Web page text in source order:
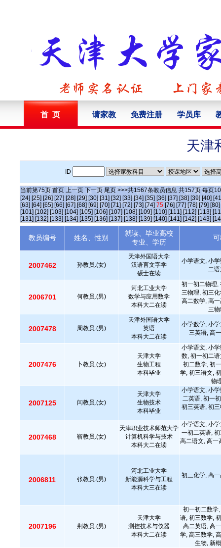
首 页 请家教 免费注册 学员库
天津
ID
当前第75页 首页 上一页 下一页 尾页 >>>共1567条教员信息 共157页 每页10
[24] [25] [26] [27] [28] [29] [30] [31] [32] [33] [34] [35] [36] [37] [38] [39] [40]
[63] [64] [65] [66] [67] [68] [69] [70] [71] [72] [73] [74] 75 [76] [77] [78] [79] [80]
[101] [102] [103] [104] [105] [106] [107] [108] [109] [110] [111] [112] [113]
[131] [132] [133] [134] [135] [136] [137] [138] [139] [140] [141] [142] [143]
教员编号 姓名、性别
就读、毕业高校
专业、学历
2007462 孙教员.(女)
天津外国语大学
汉语言文字学
硕士在读
小学语文, 小
二
2006701 何教员.(男)
河北工业大学
数学与应用数学
本科大二在读
初一初二物理,
三物理, 初三
高二数学, 高
三
2007478 周教员.(男)
天津外国语大学
英语
本科大二在读
小学数学, 小
三英语, 高
2007476 卜教员.(女)
天津大学
生物工程
本科毕业
小学语文, 小
数, 初一初二
初二数学, 初
学, 初三语文,
物
2007125 闫教员.(女)
天津大学
生物技术
本科毕业
小学语文, 小
二英语, 初一
初三英语, 初
2007468 靳教员.(女)
天津职业技术师范大学
计算机科学与技术
本科大二在读
小学语文, 小
一初二英语,
高二语文, 高一
2006811 张教员.(男)
河北工业大学
新能源科学与工程
本科大三在读
初三化学, 高
2007196 荆教员.(男)
天津大学
测控技术与仪器
本科大二在读
初一初二数学
语, 初三数学,
高二英语, 高
学, 高三数学,
生物, 新